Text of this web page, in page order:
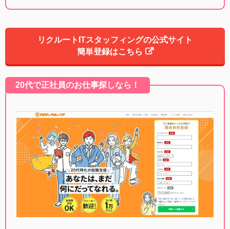
リクルートITスタッフィングの公式サイト
簡単登録はこちら
20代で正社員のお仕事探しなら！